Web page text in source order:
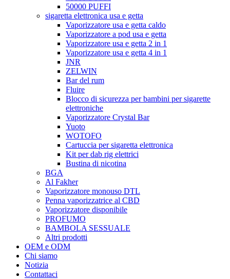
50000 PUFFI
sigaretta elettronica usa e getta
Vaporizzatore usa e getta caldo
Vaporizzatore a pod usa e getta
Vaporizzatore usa e getta 2 in 1
Vaporizzatore usa e getta 4 in 1
JNR
ZELWIN
Bar del rum
Fluire
Blocco di sicurezza per bambini per sigarette
elettroniche
Vaporizzatore Crystal Bar
Yuoto
WOTOFO
Cartuccia per sigaretta elettronica
Kit per dab rig elettrici
Bustina di nicotina
BGA
Al Fakher
Vaporizzatore monouso DTL
Penna vaporizzatrice al CBD
Vaporizzatore disponibile
PROFUMO
BAMBOLA SESSUALE
Altri prodotti
OEM e ODM
Chi siamo
Notizia
Contattaci